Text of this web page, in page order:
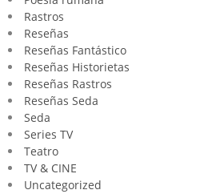
Rastros
Reseñas
Reseñas Fantástico
Reseñas Historietas
Reseñas Rastros
Reseñas Seda
Seda
Series TV
Teatro
TV & CINE
Uncategorized